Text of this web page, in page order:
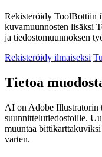
Rekisteröidy ToolBottiin
kuvamuunnosten lisäksi
ja tiedostomuunnoksen
Rekisteröidy ilmaiseksi
Tietoa
AI on Adobe Illustratorin
suunnittelutiedostoille.
muuntaa
varten.